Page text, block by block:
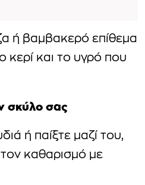
ή βαμβακερό επίθεμα
κερί και το υγρό που
σκύλο σας
ή παίξτε μαζί του,
καθαρισμό με